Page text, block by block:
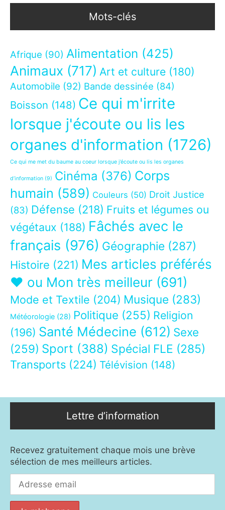
Mots-clés
Afrique (90) Alimentation (425)
Animaux (717) Art et culture (180)
Automobile (92) Bande dessinée (84)
Boisson (148) Ce qui m'irrite
lorsque j'écoute ou lis les
organes d'information (1726)
Ce qui me met du baume au coeur lorsque j’écoute ou lis les organes
d’information (9) Cinéma (376) Corps
humain (589) Couleurs (50) Droit Justice
(83) Défense (218) Fruits et légumes ou
végétaux (188) Fâchés avec le
français (976) Géographie (287)
Histoire (221) Mes articles préférés
❤ ou Mon très meilleur (691)
Mode et Textile (204) Musique (283)
Météorologie (28) Politique (255) Religion
(196) Santé Médecine (612) Sexe
(259) Sport (388) Spécial FLE (285)
Transports (224) Télévision (148)
Lettre d’information
Recevez gratuitement chaque mois une brève
sélection de mes meilleurs articles.